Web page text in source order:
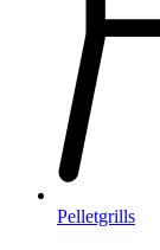
Pelletgrills